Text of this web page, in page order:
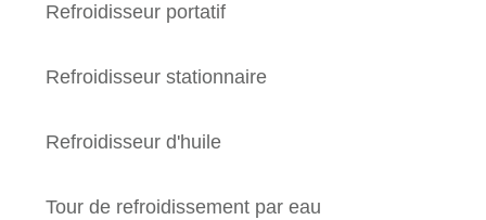
Refroidisseur portatif
Refroidisseur stationnaire
Refroidisseur d'huile
Tour de refroidissement par eau